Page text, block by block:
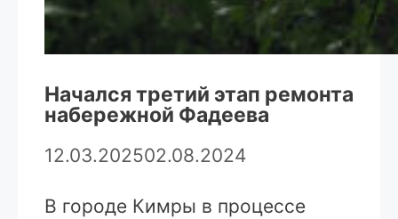
Начался третий этап ремонта
набережной Фадеева
12.03.202502.08.2024
В городе Кимры в процессе